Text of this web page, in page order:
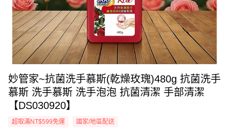
妙管家~抗菌洗手慕斯(乾燥玫瑰)480g 抗菌洗手
慕斯 洗手慕斯 洗手泡泡 抗菌清潔 手部清潔
【DS030920】
超取滿NT$599免運 國家/地區配送